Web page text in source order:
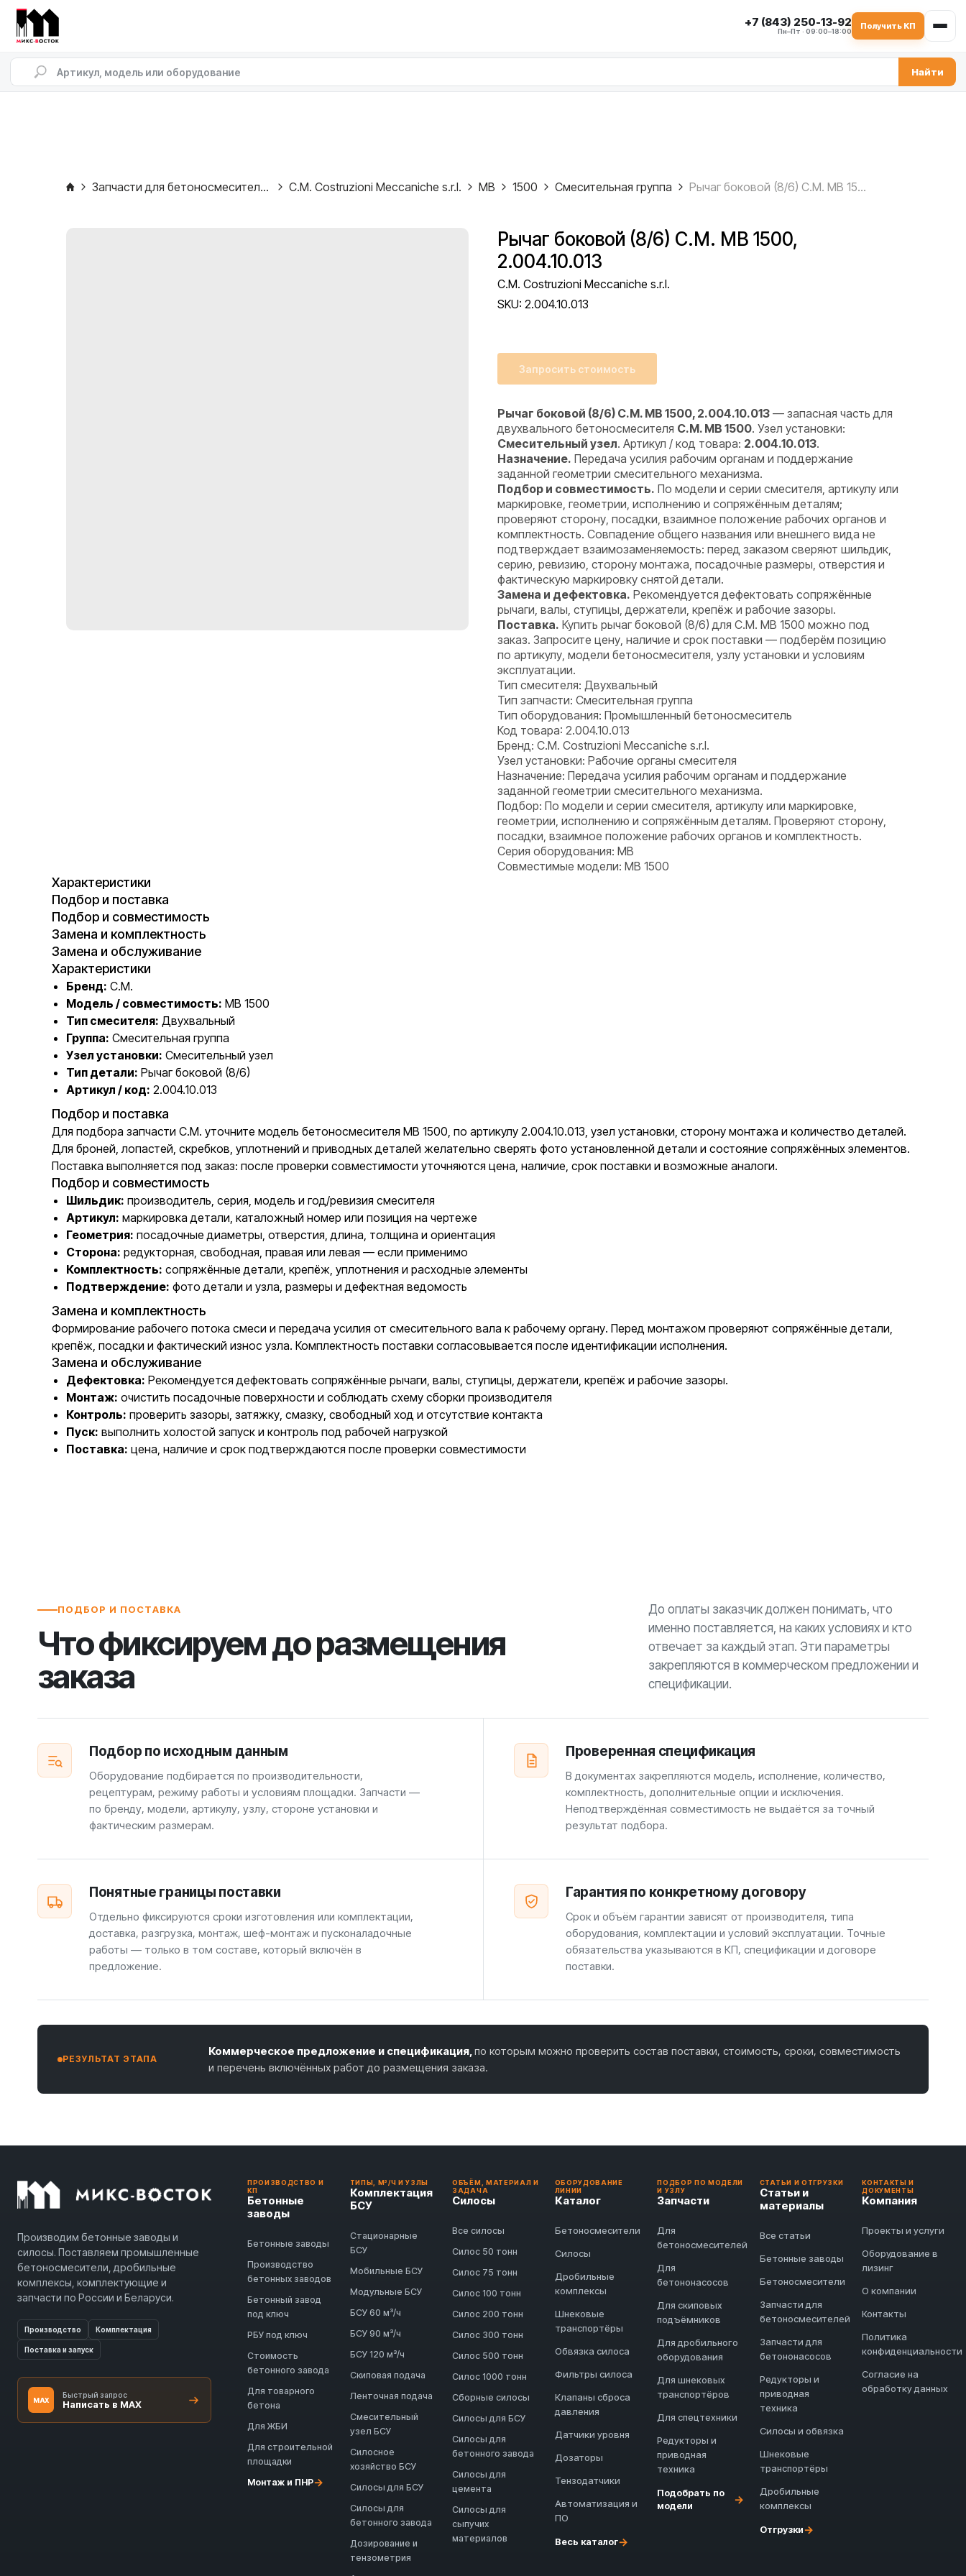
+7 (843) 250-13-92
Пн–Пт · 09:00–18:00
Получить КП
Найти
Запчасти для бетоносмесителей C.M. Costruzioni Meccaniche s.r.l. MB 1500 Смесительная группа Рычаг боковой (8/6) C.M. MB 1500, 2.004.10.013
Рычаг боковой (8/6) C.M. MB 1500,
2.004.10.013
C.M. Costruzioni Meccaniche s.r.l.
SKU: 2.004.10.013
Запросить стоимость
Рычаг боковой (8/6) C.M. MB 1500, 2.004.10.013 — запасная часть для
двухвального бетоносмесителя C.M. MB 1500. Узел установки:
Смесительный узел. Артикул / код товара: 2.004.10.013.
Назначение. Передача усилия рабочим органам и поддержание
заданной геометрии смесительного механизма.
Подбор и совместимость. По модели и серии смесителя, артикулу или
маркировке, геометрии, исполнению и сопряжённым деталям;
проверяют сторону, посадки, взаимное положение рабочих органов и
комплектность. Совпадение общего названия или внешнего вида не
подтверждает взаимозаменяемость: перед заказом сверяют шильдик,
серию, ревизию, сторону монтажа, посадочные размеры, отверстия и
фактическую маркировку снятой детали.
Замена и дефектовка. Рекомендуется дефектовать сопряжённые
рычаги, валы, ступицы, держатели, крепёж и рабочие зазоры.
Поставка. Купить рычаг боковой (8/6) для C.M. MB 1500 можно под
заказ. Запросите цену, наличие и срок поставки — подберём позицию
по артикулу, модели бетоносмесителя, узлу установки и условиям
эксплуатации.
Тип смесителя: Двухвальный
Тип запчасти: Смесительная группа
Тип оборудования: Промышленный бетоносмеситель
Код товара: 2.004.10.013
Бренд: C.M. Costruzioni Meccaniche s.r.l.
Узел установки: Рабочие органы смесителя
Назначение: Передача усилия рабочим органам и поддержание
заданной геометрии смесительного механизма.
Подбор: По модели и серии смесителя, артикулу или маркировке,
геометрии, исполнению и сопряжённым деталям. Проверяют сторону,
посадки, взаимное положение рабочих органов и комплектность.
Серия оборудования: MB
Совместимые модели: MB 1500
Характеристики
Подбор и поставка
Подбор и совместимость
Замена и комплектность
Замена и обслуживание
Характеристики
Бренд: C.M.
Модель / совместимость: MB 1500
Тип смесителя: Двухвальный
Группа: Смесительная группа
Узел установки: Смесительный узел
Тип детали: Рычаг боковой (8/6)
Артикул / код: 2.004.10.013
Подбор и поставка
Для подбора запчасти C.M. уточните модель бетоносмесителя MB 1500, по артикулу 2.004.10.013, узел установки, сторону монтажа и количество деталей.
Для броней, лопастей, скребков, уплотнений и приводных деталей желательно сверять фото установленной детали и состояние сопряжённых элементов.
Поставка выполняется под заказ: после проверки совместимости уточняются цена, наличие, срок поставки и возможные аналоги.
Подбор и совместимость
Шильдик: производитель, серия, модель и год/ревизия смесителя
Артикул: маркировка детали, каталожный номер или позиция на чертеже
Геометрия: посадочные диаметры, отверстия, длина, толщина и ориентация
Сторона: редукторная, свободная, правая или левая — если применимо
Комплектность: сопряжённые детали, крепёж, уплотнения и расходные элементы
Подтверждение: фото детали и узла, размеры и дефектная ведомость
Замена и комплектность
Формирование рабочего потока смеси и передача усилия от смесительного вала к рабочему органу. Перед монтажом проверяют сопряжённые детали,
крепёж, посадки и фактический износ узла. Комплектность поставки согласовывается после идентификации исполнения.
Замена и обслуживание
Дефектовка: Рекомендуется дефектовать сопряжённые рычаги, валы, ступицы, держатели, крепёж и рабочие зазоры.
Монтаж: очистить посадочные поверхности и соблюдать схему сборки производителя
Контроль: проверить зазоры, затяжку, смазку, свободный ход и отсутствие контакта
Пуск: выполнить холостой запуск и контроль под рабочей нагрузкой
Поставка: цена, наличие и срок подтверждаются после проверки совместимости
ПОДБОР И ПОСТАВКА
Что фиксируем до размещения
заказа
До оплаты заказчик должен понимать, что
именно поставляется, на каких условиях и кто
отвечает за каждый этап. Эти параметры
закрепляются в коммерческом предложении и
спецификации.
Подбор по исходным данным
Оборудование подбирается по производительности,
рецептурам, режиму работы и условиям площадки. Запчасти —
по бренду, модели, артикулу, узлу, стороне установки и
фактическим размерам.
Проверенная спецификация
В документах закрепляются модель, исполнение, количество,
комплектность, дополнительные опции и исключения.
Неподтверждённая совместимость не выдаётся за точный
результат подбора.
Понятные границы поставки
Отдельно фиксируются сроки изготовления или комплектации,
доставка, разгрузка, монтаж, шеф-монтаж и пусконаладочные
работы — только в том составе, который включён в
предложение.
Гарантия по конкретному договору
Срок и объём гарантии зависят от производителя, типа
оборудования, комплектации и условий эксплуатации. Точные
обязательства указываются в КП, спецификации и договоре
поставки.
РЕЗУЛЬТАТ ЭТАПА
Коммерческое предложение и спецификация,по которым можно проверить состав поставки, стоимость, сроки, совместимость
и перечень включённых работ до размещения заказа.
Производим бетонные заводы и
силосы. Поставляем промышленные
бетоносмесители, дробильные
комплексы, комплектующие и
запчасти по России и Беларуси.
Производство Комплектация
Поставка и запуск
MAX
Быстрый запрос
Написать в MAX
ПРОИЗВОДСТВО И
КП
Бетонные
заводы
Бетонные заводы
Производство
бетонных заводов
Бетонный завод
под ключ
РБУ под ключ
Стоимость
бетонного завода
Для товарного
бетона
Для ЖБИ
Для строительной
площадки
Монтаж и ПНР→
ТИПЫ, М³/Ч И УЗЛЫ
Комплектация
БСУ
Стационарные
БСУ
Мобильные БСУ
Модульные БСУ
БСУ 60 м³/ч
БСУ 90 м³/ч
БСУ 120 м³/ч
Скиповая подача
Ленточная подача
Смесительный
узел БСУ
Силосное
хозяйство БСУ
Силосы для БСУ
Силосы для
бетонного завода
Дозирование и
тензометрия
ОБЪЁМ, МАТЕРИАЛ И
ЗАДАЧА
Силосы
Все силосы
Силос 50 тонн
Силос 75 тонн
Силос 100 тонн
Силос 200 тонн
Силос 300 тонн
Силос 500 тонн
Силос 1000 тонн
Сборные силосы
Силосы для БСУ
Силосы для
бетонного завода
Силосы для
цемента
Силосы для
сыпучих
материалов
ОБОРУДОВАНИЕ
ЛИНИИ
Каталог
Бетоносмесители
Силосы
Дробильные
комплексы
Шнековые
транспортёры
Обвязка силоса
Фильтры силоса
Клапаны сброса
давления
Датчики уровня
Дозаторы
Тензодатчики
Автоматизация и
ПО
Весь каталог→
ПОДБОР ПО МОДЕЛИ
И УЗЛУ
Запчасти
Для
бетоносмесителей
Для
бетононасосов
Для скиповых
подъёмников
Для дробильного
оборудования
Для шнековых
транспортёров
Для спецтехники
Редукторы и
приводная
техника
Подобрать по
модели
→
СТАТЬИ И ОТГРУЗКИ
Статьи и
материалы
Все статьи
Бетонные заводы
Бетоносмесители
Запчасти для
бетоносмесителей
Запчасти для
бетононасосов
Редукторы и
приводная
техника
Силосы и обвязка
Шнековые
транспортёры
Дробильные
комплексы
Отгрузки→
КОНТАКТЫ И
ДОКУМЕНТЫ
Компания
Проекты и услуги
Оборудование в
лизинг
О компании
Контакты
Политика
конфиденциальности
Согласие на
обработку данных